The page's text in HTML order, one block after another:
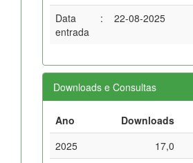
Data
entrada
: 22-08-2025
Downloads e Consultas
Ano Downloads
2025
17,0